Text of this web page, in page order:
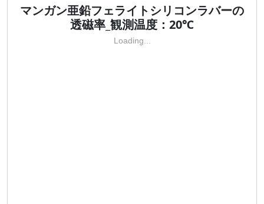
マンガン亜鉛フェライトシリコンラバーの
透磁率_観測温度：20℃
Loading...